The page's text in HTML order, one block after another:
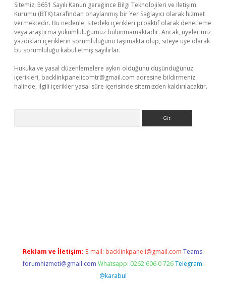
Sitemiz, 5651 Sayılı Kanun gereğince Bilgi Teknolojileri ve İletişim
Kurumu (BTK) tarafından onaylanmış bir Yer Sağlayıcı olarak hizmet
vermektedir. Bu nedenle, sitedeki içerikleri proaktif olarak denetleme
veya araştırma yükümlülüğümüz bulunmamaktadır. Ancak, üyelerimiz
yazdıkları içeriklerin sorumluluğunu taşımakta olup, siteye üye olarak
bu sorumluluğu kabul etmiş sayılırlar.
Hukuka ve yasal düzenlemelere aykırı olduğunu düşündüğünüz
içerikleri, backlinkpanelicomtr@gmail.com adresine bildirmeniz
halinde, ilgili içerikler yasal süre içerisinde sitemizden kaldırılacaktır.
Reklam ve İletişim: E-mail: backlinkpaneli@gmail.com Teams:
forumhizmeti@gmail.com Whatsapp: 0262 606 0 726 Telegram:
@karabul